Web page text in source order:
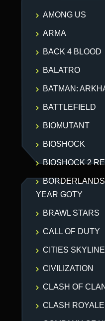
AMONG US
ARMA
BACK 4 BLOOD
BALATRO
BATMAN:
BATTLEFIELD
BIOMUTANT
BIOSHOCK
BIOSHOCK 2
YEAR GOTY
BRAWL STARS
CALL OF DUTY
CITIES
CIVILIZATION
CLASH OF
CLASH ROYALE